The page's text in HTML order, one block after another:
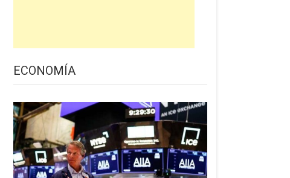
ECONOMÍA